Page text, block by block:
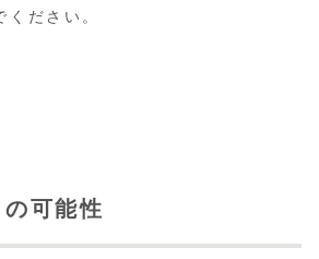
ださい。
可能性